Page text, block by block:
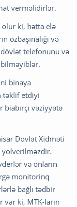
verməlidirlər.
ki, hətta elə
özbaşınalığı və
dövlət telefonunu və
binaya
təklif etdiyi
vəziyyətə
Dövlət Xidməti
yolverilməzdir.
və onların
monitorinq
bağlı tədbir
var ki, MTK-ların